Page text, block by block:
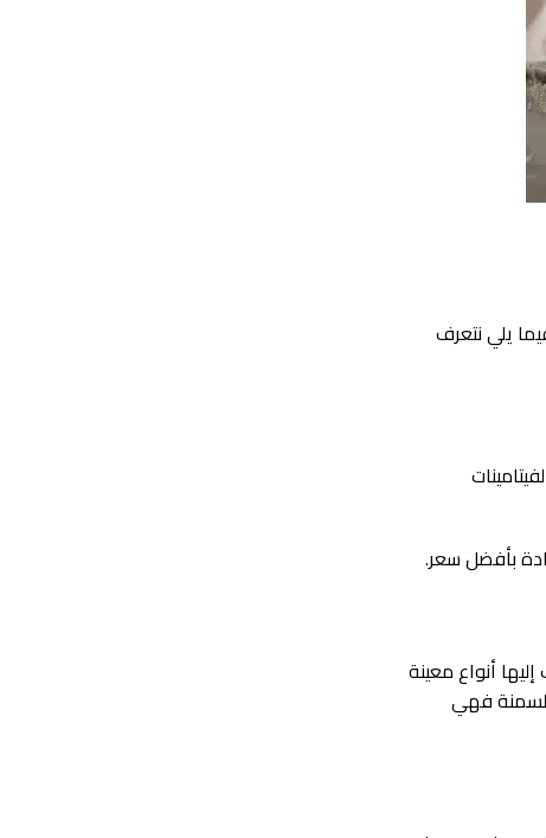
يلي نتعرف
بأفضل سعر.
أنواع معينة
فهي